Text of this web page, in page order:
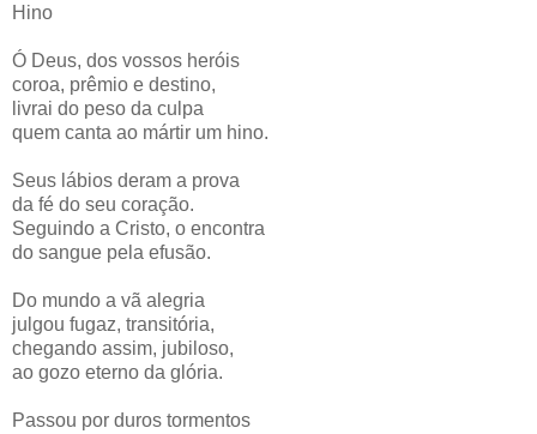
Hino
Ó Deus, dos vossos heróis
coroa, prêmio e destino,
livrai do peso da culpa
quem canta ao mártir um hino.
Seus lábios deram a prova
da fé do seu coração.
Seguindo a Cristo, o encontra
do sangue pela efusão.
Do mundo a vã alegria
julgou fugaz, transitória,
chegando assim, jubiloso,
ao gozo eterno da glória.
Passou por duros tormentos